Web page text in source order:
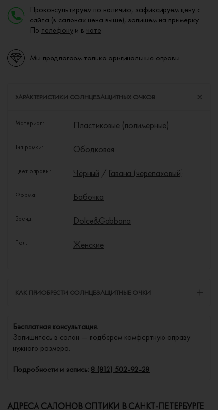
Проконсультируем по наличию, зафиксируем цену с
сайта (в салонах цена выше), запишем на примерку.
По телефону и в чате
Мы предлагаем только оригинальные оправы
ХАРАКТЕРИСТИКИ СОЛНЦЕЗАЩИТНЫХ ОЧКОВ
Материал: Пластиковые (полимерные)
Тип рамки: Ободковая
Цвет оправы: Чёрный / Гавана (черепаховый)
Форма: Бабочка
Бренд: Dolce&Gabbana
Пол: Женские
КАК ПРИОБРЕСТИ СОЛНЦЕЗАЩИТНЫЕ ОЧКИ
Бесплатная консультация.
Запишитесь в салон — подберем комфортную оправу
нужного размера.
Подробности и запись: 8 (812) 502-92-28
АДРЕСА САЛОНОВ ОПТИКИ В САНКТ-ПЕТЕРБУРГЕ